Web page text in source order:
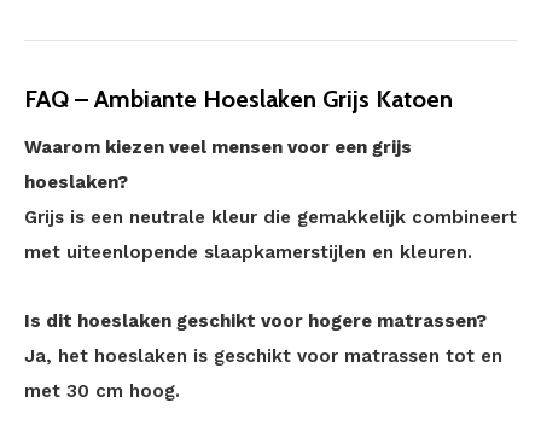
FAQ – Ambiante Hoeslaken Grijs Katoen
Waarom kiezen veel mensen voor een grijs
hoeslaken?
Grijs is een neutrale kleur die gemakkelijk combineert
met uiteenlopende slaapkamerstijlen en kleuren.
Is dit hoeslaken geschikt voor hogere matrassen?
Ja, het hoeslaken is geschikt voor matrassen tot en
met 30 cm hoog.